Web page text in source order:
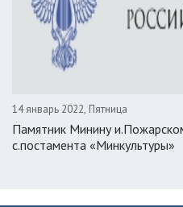
14 январь 2022, Пятница
Памятник Минину
с.постамента «Минкультуры»